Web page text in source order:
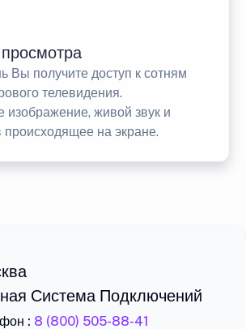
Вы получите доступ к сотням
телевидения.
изображение, живой звук и
происходящее на экране.
Система Подключений
: 8 (800) 505-88-41